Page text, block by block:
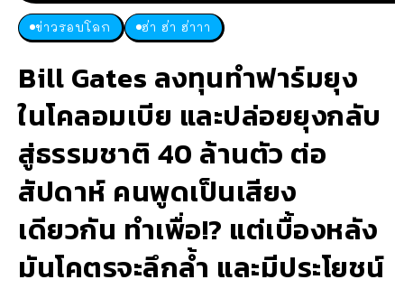
ข่าวรอบโลก ฮ่า ฮ่า ฮ่าาา
Bill Gates ลงทุนทำฟาร์มยุง
ในโคลอมเบีย และปล่อยยุงกลับ
สู่ธรรมชาติ 40 ล้านตัว ต่อ
สัปดาห์ คนพูดเป็นเสียง
เดียวกัน ทำเพื่อ!? แต่เบื้องหลัง
มันโคตรจะลึกล้ำ และมีประโยชน์